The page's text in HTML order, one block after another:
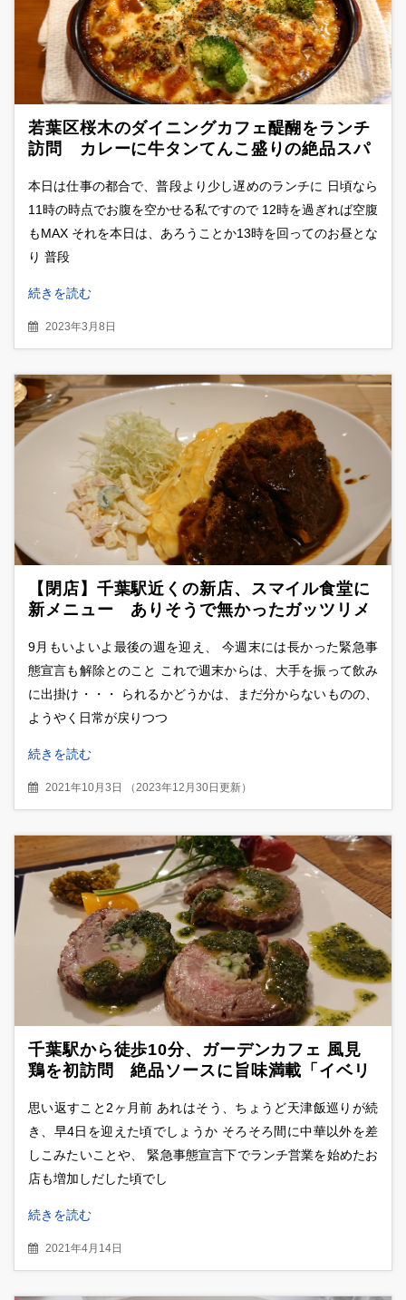
若葉区桜木のダイニングカフェ醍醐をランチ
訪問 カレーに牛タンてんこ盛りの絶品スパ
本日は仕事の都合で、普段より少し遅めのランチに 日頃なら
11時の時点でお腹を空かせる私ですので 12時を過ぎれば空腹
もMAX それを本日は、あろうことか13時を回ってのお昼とな
り 普段
続きを読む
2023年3月8日
【閉店】千葉駅近くの新店、スマイル食堂に
新メニュー ありそうで無かったガッツリメ
9月もいよいよ最後の週を迎え、 今週末には長かった緊急事
態宣言も解除とのこと これで週末からは、大手を振って飲み
に出掛け・・・ られるかどうかは、まだ分からないものの、
ようやく日常が戻りつつ
続きを読む
2021年10月3日 （2023年12月30日更新）
千葉駅から徒歩10分、ガーデンカフェ 風見
鶏を初訪問 絶品ソースに旨味満載「イベリ
愕のオンパレード！
思い返すこと2ヶ月前 あれはそう、ちょうど天津飯巡りが続
き、早4日を迎えた頃でしょうか そろそろ間に中華以外を差
しこみたいことや、 緊急事態宣言下でランチ営業を始めたお
店も増加しだした頃でし
続きを読む
2021年4月14日